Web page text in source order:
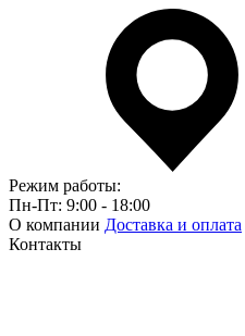
Режим работы:
Пн-Пт: 9:00 - 18:00
О компании Доставка и оплата
Контакты